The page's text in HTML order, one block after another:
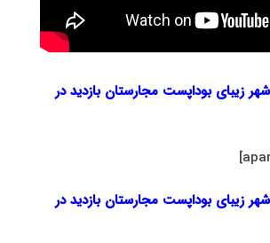
زیبای بوداپست مجارستان بازدید در
زیبای بوداپست مجارستان بازدید در